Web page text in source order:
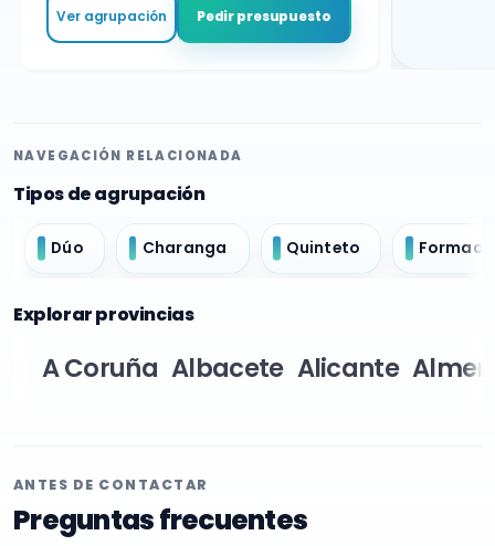
Ver agrupación Pedir presupuesto
NAVEGACIÓN RELACIONADA
Tipos de agrupación
Dúo Charanga Quinteto
Explorar provincias
A Coruña Albacete Alicante
ANTES DE CONTACTAR
Preguntas frecuentes